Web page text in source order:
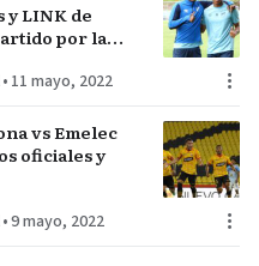
y LINK de
por la
• 11 mayo, 2022
vs Emelec
oficiales y
•9 mayo, 2022